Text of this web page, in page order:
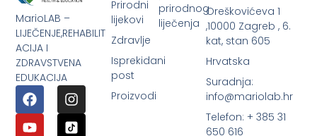
MarioLAB –
LIJEČENJE,REHABILIT
ACIJA I
ZDRAVSTVENA
EDUKACIJA
prirodnog
liječenja
Prirodni
lijekovi
Zdravlje
Isprekidani
post
Proizvodi
Oreškovićeva 1
,10000 Zagreb , 6.
kat, stan 605
Hrvatska
Suradnja:
info@mariolab.hr
Telefon: + 385 31
650 616